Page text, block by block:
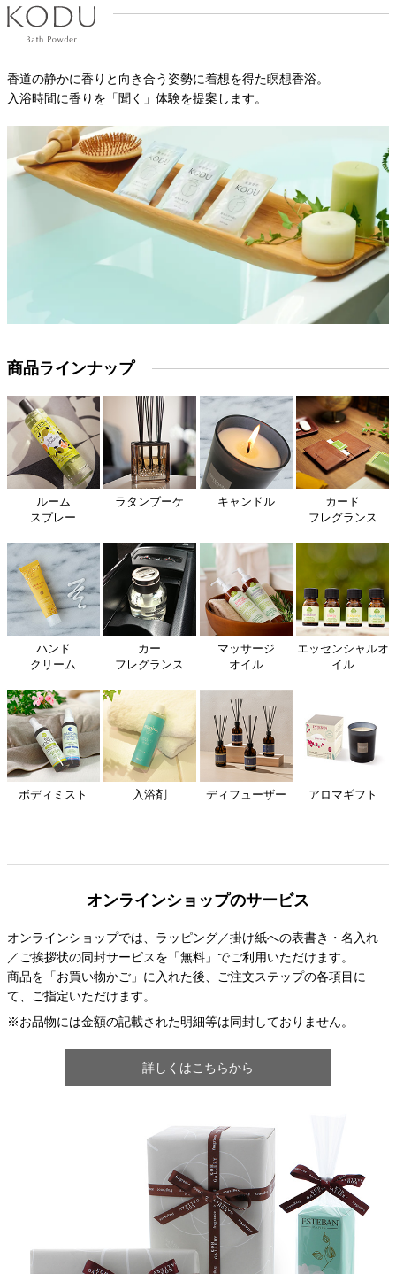
香道の静かに香りと向き合う姿勢に着想を得た瞑想香浴。
入浴時間に香りを「聞く」体験を提案します。
商品ラインナップ
ルーム
スプレー
ラタンブーケ キャンドル
カード
フレグランス
ハンド
クリーム
カー
フレグランス
マッサージ
オイル
エッセンシャルオ
イル
ボディミスト 入浴剤 ディフューザー アロマギフト
オンラインショップのサービス
オンラインショップでは、ラッピング／掛け紙への表書き・名入れ
／ご挨拶状の同封サービスを「無料」でご利用いただけます。
商品を「お買い物かご」に入れた後、ご注文ステップの各項目に
て、ご指定いただけます。
※お品物には金額の記載された明細等は同封しておりません。
詳しくはこちらから